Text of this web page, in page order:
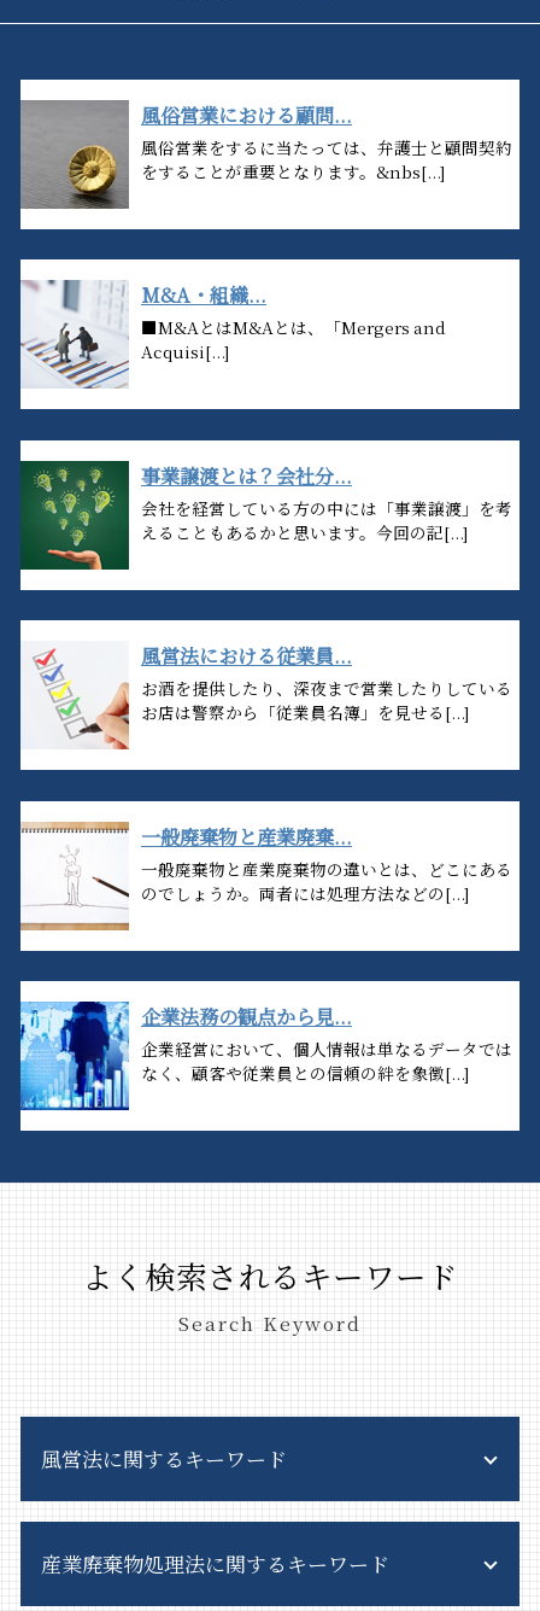
風俗営業における顧問...
風俗営業をするに当たっては、弁護士と顧問契約
をすることが重要となります。&nbs[...]
M&A・組織...
■M&AとはM&Aとは、「Mergers and
Acquisi[...]
事業譲渡とは？会社分...
会社を経営している方の中には「事業譲渡」を考
えることもあるかと思います。今回の記[...]
風営法における従業員...
お酒を提供したり、深夜まで営業したりしている
お店は警察から「従業員名簿」を見せる[...]
一般廃棄物と産業廃棄...
一般廃棄物と産業廃棄物の違いとは、どこにある
のでしょうか。両者には処理方法などの[...]
企業法務の観点から見...
企業経営において、個人情報は単なるデータでは
なく、顧客や従業員との信頼の絆を象徴[...]
よく検索されるキーワード
Search Keyword
風営法に関するキーワード
深夜営業許可 違反
産業廃棄物処理法に関するキーワード